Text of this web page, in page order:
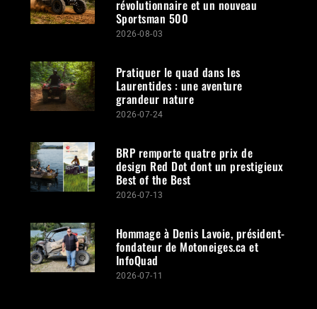
révolutionnaire et un nouveau
Sportsman 500
2026-08-03
Pratiquer le quad dans les
Laurentides : une aventure
grandeur nature
2026-07-24
BRP remporte quatre prix de
design Red Dot dont un prestigieux
Best of the Best
2026-07-13
Hommage à Denis Lavoie, président-
fondateur de Motoneiges.ca et
InfoQuad
2026-07-11